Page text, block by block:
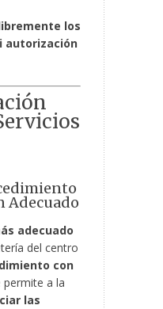
los
autorización
Adecuado
adecuado
del centro
con
permite a la
las